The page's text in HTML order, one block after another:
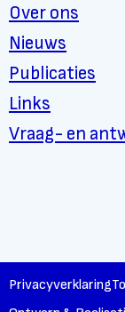
Over ons
Nieuws
Publicaties
Links
Vraag- en
Privacyverklaring